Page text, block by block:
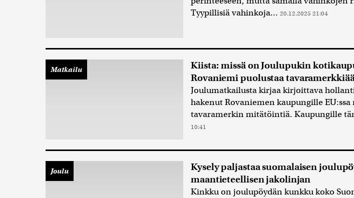
Tyypillisiä vahinkoja... 20.12.2025 21:04
Matkailu
Kiista: missä on Joulupukin
Rovaniemi puolustaa
Joulumatkailusta kirjaa kirjoittava
hakenut Rovaniemen kaupungille
tavaramerkin mitätöintiä. Kaupungille
10:41
Joulu
Kysely paljastaa suomalaisen
maantieteellisen jakolinjan
Kinkku on joulupöydän kunkku koko